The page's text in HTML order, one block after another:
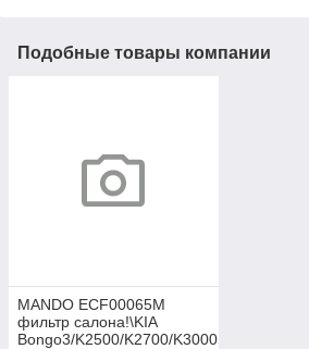
Подобные товары компании
MANDO ECF00065M
фильтр салона!\KIA
Bongo3/K2500/K2700/K3000S/K4000S